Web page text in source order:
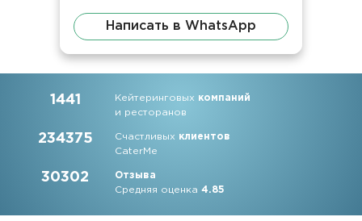
Написать в WhatsApp
1441 Кейтеринговых компаний
и ресторанов
234375 Счастливых клиентов
CaterMe
30302
Отзыва
Средняя оценка4.85